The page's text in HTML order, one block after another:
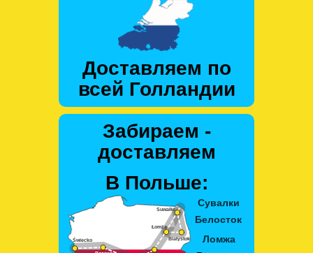
Доставляем по
всей Голландии
Забираем -
доставляем
В Польше: